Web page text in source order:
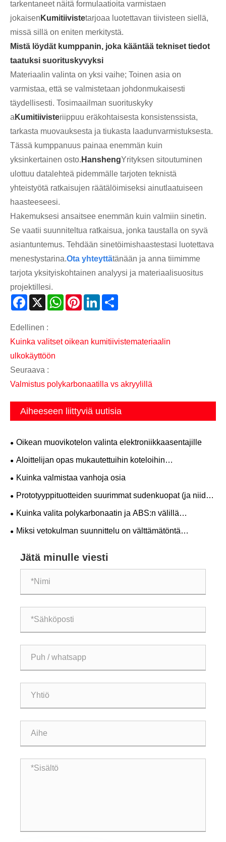
tarkentaneet näitä formulaatioita varmistaen
jokaisen Kumitiivistetarjoaa luotettavan tiivisteen siellä,
missä sillä on eniten merkitystä.
Mistä löydät kumppanin, joka kääntää tekniset tiedot
taatuksi suorituskyvyksi
Materiaalin valinta on yksi vaihe; Toinen asia on
varmistaa, että se valmistetaan johdonmukaisesti
täydellisesti. Tosimaailman suorituskyky
a Kumitiivisteriippuu eräkohtaisesta konsistenssista,
tarkasta muovauksesta ja tiukasta laadunvarmistuksesta.
Tässä kumppanuus painaa enemmän kuin
yksinkertainen osto. HanshengYrityksen sitoutuminen
ulottuu datalehteä pidemmälle tarjoten teknistä
yhteistyötä ratkaisujen räätälöimiseksi ainutlaatuiseen
haasteeseesi.
Hakemuksesi ansaitsee enemmän kuin valmiin sinetin.
Se vaatii suunniteltua ratkaisua, jonka taustalla on syvä
asiantuntemus. Tehdään sinetöimishaastestasi luotettava
menestystarina.Ota yhteyttätänään ja anna tiimimme
tarjota yksityiskohtainen analyysi ja materiaalisuositus
projektillesi.
Facebook
X WhatsAppPinterestLinkedIn
Edellinen :
Kuinka valitset oikean kumitiivistemateriaalin
ulkokäyttöön
Seuraava :
Valmistus polykarbonaatilla vs akryylillä
Aiheeseen liittyviä uutisia
Oikean muovikotelon valinta elektroniikkaasentajille
Aloittelijan opas mukautettuihin koteloihin
koneinsinööreille
Kuinka valmistaa vanhoja osia
Prototyyppituotteiden suurimmat sudenkuopat (ja niiden
välttäminen)
Kuinka valita polykarbonaatin ja ABS:n välillä
muovikotelolle
Miksi vetokulman suunnittelu on välttämätöntä
Jätä minulle viesti